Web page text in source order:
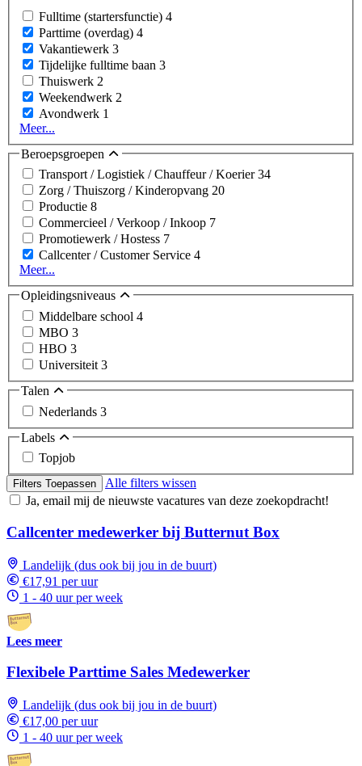
Fulltime (startersfunctie) 4
Parttime (overdag) 4
Vakantiewerk 3
Tijdelijke fulltime baan 3
Thuiswerk 2
Weekendwerk 2
Avondwerk 1
Meer...
Beroepsgroepen
Transport / Logistiek / Chauffeur / Koerier34
Zorg / Thuiszorg / Kinderopvang 20
Productie 8
Commercieel / Verkoop / Inkoop 7
Promotiewerk / Hostess 7
Callcenter / Customer Service 4
Meer...
Opleidingsniveaus
Middelbare school 4
MBO 3
HBO 3
Universiteit 3
Talen
Nederlands 3
Labels
Topjob
Filters Toepassen
Alle filters wissen
Ja, email mij de nieuwste vacatures van deze zoekopdracht!
Callcenter medewerker bij Butternut Box
Landelijk (dus ook bij jou in de buurt)
€17,91 per uur
1 - 40 uur per week
Lees meer
Flexibele Parttime Sales Medewerker
Landelijk (dus ook bij jou in de buurt)
€17,00 per uur
1 - 40 uur per week